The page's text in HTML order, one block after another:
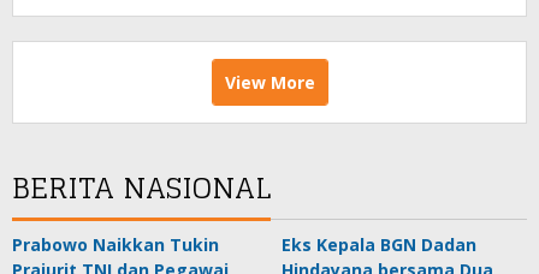
View More
BERITA NASIONAL
Prabowo Naikkan Tukin
Eks Kepala BGN Dadan